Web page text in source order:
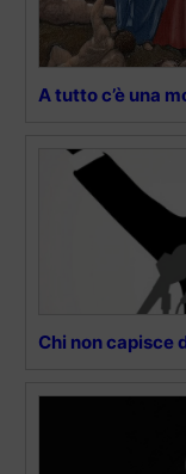
A tutto c’è una
Chi non capisce